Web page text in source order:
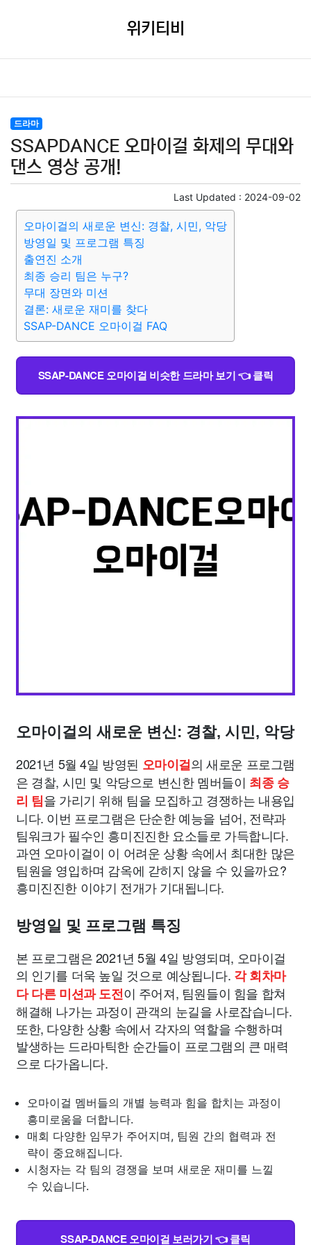
위키티비
드라마
SSAPDANCE 오마이걸 화제의 무대와
댄스 영상 공개!
Last Updated : 2024-09-02
오마이걸의 새로운 변신: 경찰, 시민, 악당
방영일 및 프로그램 특징
출연진 소개
최종 승리 팀은 누구?
무대 장면와 미션
결론: 새로운 재미를 찾다
SSAP-DANCE 오마이걸 FAQ
SSAP-DANCE 오마이걸 비슷한 드라마 보기 👈 클릭
오마이걸의 새로운 변신: 경찰, 시민, 악당
2021년 5월 4일 방영된 오마이걸의 새로운 프로그램
은 경찰, 시민 및 악당으로 변신한 멤버들이 최종 승
리 팀을 가리기 위해 팀을 모집하고 경쟁하는 내용입
니다. 이번 프로그램은 단순한 예능을 넘어, 전략과
팀워크가 필수인 흥미진진한 요소들로 가득합니다.
과연 오마이걸이 이 어려운 상황 속에서 최대한 많은
팀원을 영입하며 감옥에 갇히지 않을 수 있을까요?
흥미진진한 이야기 전개가 기대됩니다.
방영일 및 프로그램 특징
본 프로그램은 2021년 5월 4일 방영되며, 오마이걸
의 인기를 더욱 높일 것으로 예상됩니다. 각 회차마
다 다른 미션과 도전이 주어져, 팀원들이 힘을 합쳐
해결해 나가는 과정이 관객의 눈길을 사로잡습니다.
또한, 다양한 상황 속에서 각자의 역할을 수행하며
발생하는 드라마틱한 순간들이 프로그램의 큰 매력
으로 다가옵니다.
오마이걸 멤버들의 개별 능력과 힘을 합치는 과정이
흥미로움을 더합니다.
매회 다양한 임무가 주어지며, 팀원 간의 협력과 전
략이 중요해집니다.
시청자는 각 팀의 경쟁을 보며 새로운 재미를 느낄
수 있습니다.
SSAP-DANCE 오마이걸 보러가기 👈 클릭